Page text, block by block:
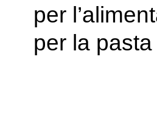
per
per la